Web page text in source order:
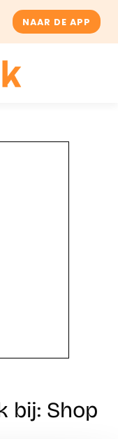
NAAR DE APP
bij: Shop